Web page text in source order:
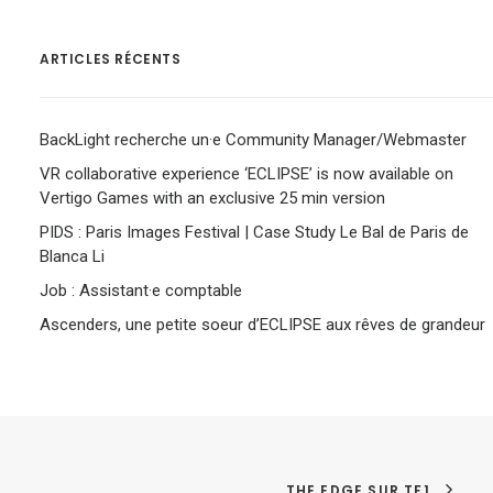
ARTICLES RÉCENTS
BackLight recherche un·e Community Manager/Webmaster
VR collaborative experience ‘ECLIPSE’ is now available on
Vertigo Games with an exclusive 25 min version
PIDS : Paris Images Festival | Case Study Le Bal de Paris de
Blanca Li
Job : Assistant·e comptable
Ascenders, une petite soeur d’ECLIPSE aux rêves de grandeur